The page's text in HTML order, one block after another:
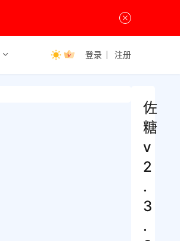
登录 注册
佐
糖
v
2
.
3
.